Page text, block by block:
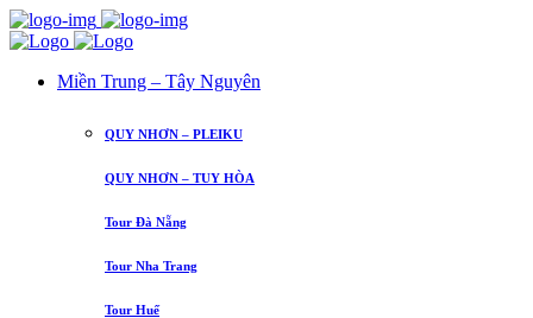
Miền Trung – Tây Nguyên
QUY NHƠN – PLEIKU
QUY NHƠN – TUY HÒA
Tour Đà Nẵng
Tour Nha Trang
Tour Huế